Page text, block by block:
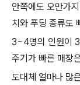
안쪽에도 오만가
치와 푸딩 종류도
3~4명의 인원이
주기가 빠른 매장
도대체 얼마나 많